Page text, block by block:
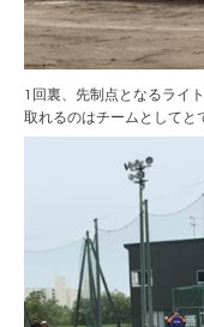
1回裏、先制点となるライ
取れるのはチームとしてと